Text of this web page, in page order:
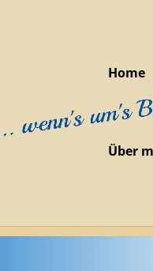
Home
Über